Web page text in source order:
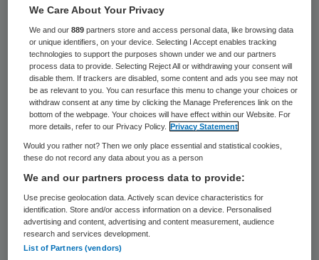
Twee medewerkers van het Spaarne
Ziekenhuis in Hoofddorp zijn ontslagen,
nadat ze illegaal een elektronisch
patiëntendossier hadden ingezien. Dat
heeft een woordvoerder van het ziekenhuis
dinsdag gezegd.
Het ontslag wordt vermeld in het
jaarverslag van het ziekenhuis over vorig
jaar, dat nu is uitgekomen. De medewerkers
hadden meerdere keren het dossier van de
patiënt bekeken. Het gaat om medisch
We Care About Your Privacy
We and our889 partners store and access personal data, like browsing data
or unique identifiers, on your device. Selecting I Accept enables tracking
technologies to support the purposes shown under we and our partners
process data to provide. Selecting Reject All or withdrawing your consent will
disable them. If trackers are disabled, some content and ads you see may not
be as relevant to you. You can resurface this menu to change your choices or
withdraw consent at any time by clicking the Manage Preferences link on the
bottom of the webpage. Your choices will have effect within our Website. For
more details, refer to our Privacy Policy.
Privacy Statement
Would you rather not? Then we only place essential and statistical cookies,
these do not record any data about you as a person
We and our partners process data to provide:
Use precise geolocation data. Actively scan device characteristics for
identification. Store and/or access information on a device. Personalised
advertising and content, advertising and content measurement, audience
research and services development.
List of Partners (vendors)